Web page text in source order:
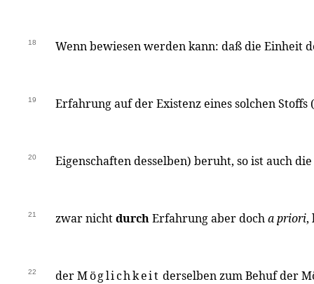
18 Wenn bewiesen werden kann: daß die Einheit
19 Erfahrung auf der Existenz eines solchen
20 Eigenschaften desselben) beruht, so ist auch
21 zwar nichtdurchErfahrung aber docha priori,
22 derMöglichkeit derselben zum Behuf der